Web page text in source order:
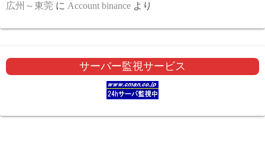
広州～東莞 に Account binance より
サーバー監視サービス